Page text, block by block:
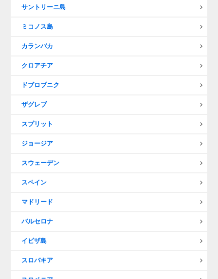
サントリーニ島
ミコノス島
カランバカ
クロアチア
ドブロブニク
ザグレブ
スプリット
ジョージア
スウェーデン
スペイン
マドリード
バルセロナ
イビザ島
スロバキア